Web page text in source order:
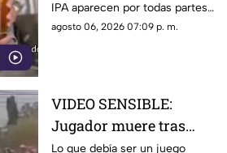
IPA aparecen por todas partes.
Pero, ¿qué significa realmente
agosto 06, 2026 07:09 p. m.
VIDEO SENSIBLE:
Jugador muere tras
impacto de rayo
Lo que debía ser un juego